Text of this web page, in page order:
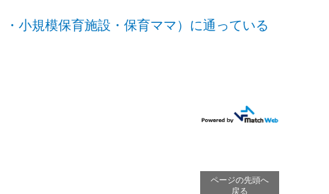
小規模保育施設・保育ママ）に通っている
ページの先頭へ
戻る